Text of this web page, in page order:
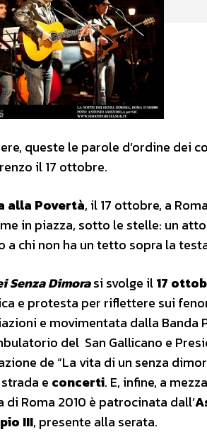
queste le parole d’ordine dei
il 17 ottobre.
alla Povertà, il 17 ottobre, a
in piazza, sotto le stelle: un
chi non ha un tetto sopra la
Senza Dimorasi svolge il17
e protesta per riflettere sui
e movimentata dalla Banda
del San Gallicano e
de “La vita di un senza
e concerti. E, infine, a
di Roma 2010 è patrocinata dall’
III, presente alla serata.